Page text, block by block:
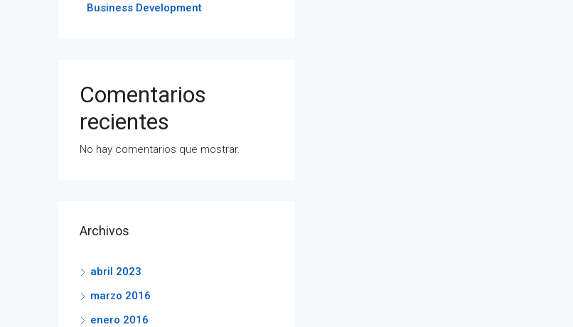
Business Development
Comentarios
recientes
No hay comentarios que mostrar.
Archivos
abril 2023
marzo 2016
enero 2016